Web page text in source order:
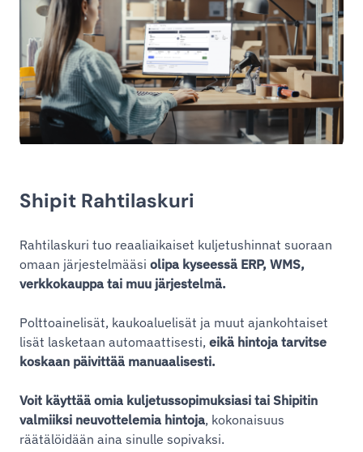
Shipit Rahtilaskuri
Rahtilaskuri tuo reaaliaikaiset kuljetushinnat suoraan
omaan järjestelmääsi olipa kyseessä ERP, WMS,
verkkokauppa tai muu järjestelmä.
Polttoainelisät, kaukoaluelisät ja muut ajankohtaiset
lisät lasketaan automaattisesti, eikä hintoja tarvitse
koskaan päivittää manuaalisesti.
Voit käyttää omia kuljetussopimuksiasi tai Shipitin
valmiiksi neuvottelemia hintoja, kokonaisuus
räätälöidään aina sinulle sopivaksi.